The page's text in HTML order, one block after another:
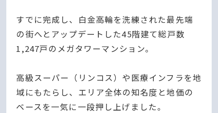
すでに完成し、白金高輪を洗練された最先端
の街へとアップデートした45階建て総戸数
1,247戸のメガタワーマンション。
高級スーパー（リンコス）や医療インフラを地
域にもたらし、エリア全体の知名度と地価の
ベースを一気に一段押し上げました。